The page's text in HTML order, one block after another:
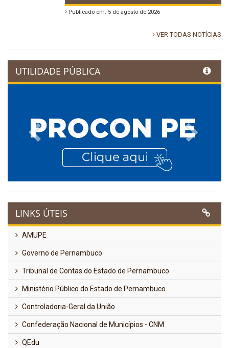
Publicado em: 5 de agosto de 2026
VER TODAS NOTÍCIAS
UTILIDADE PÚBLICA
Previous
LINKS ÚTEIS
AMUPE
Governo de Pernambuco
Tribunal de Contas do Estado de Pernambuco
Ministério Público do Estado de Pernambuco
Controladoria-Geral da União
Confederação Nacional de Municípios - CNM
QEdu